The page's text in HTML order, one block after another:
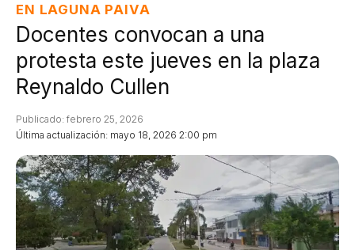
EN LAGUNA PAIVA
Docentes convocan a una
protesta este jueves en la plaza
Reynaldo Cullen
Última actualización: mayo 18, 2026 2:00 pm
Publicado: febrero 25, 2026